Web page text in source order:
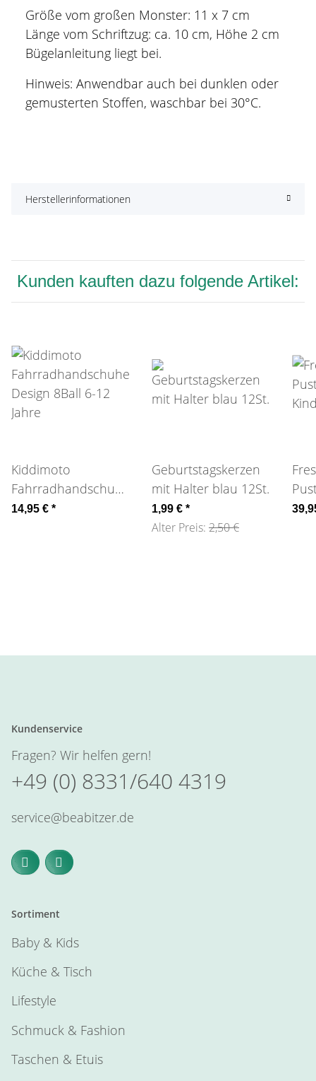
Größe vom großen Monster: 11 x 7 cm
Länge vom Schriftzug: ca. 10 cm, Höhe 2 cm
Bügelanleitung liegt bei.
Hinweis: Anwendbar auch bei dunklen oder
gemusterten Stoffen, waschbar bei 30°C.
Herstellerinformationen
Kunden kauften dazu folgende Artikel:
Kiddimoto
Fahrradhandschuhe
Design 8Ball 6-12
14,95 € *
Geburtstagskerzen
mit Halter blau 12St.
1,99 € *
Alter Preis: 2,50 €
Kundenservice
Fragen? Wir helfen gern!
+49 (0) 8331/640 4319
service@beabitzer.de
Sortiment
Baby & Kids
Küche & Tisch
Lifestyle
Schmuck & Fashion
Taschen & Etuis